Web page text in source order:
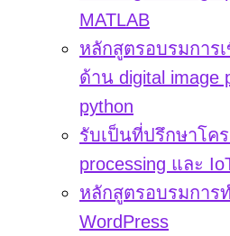
MATLAB
หลักสูตรอบรมการ
ด้าน digital image
python
รับเป็นที่ปรึกษาโค
processing และ
หลักสูตรอบรมการ
WordPress